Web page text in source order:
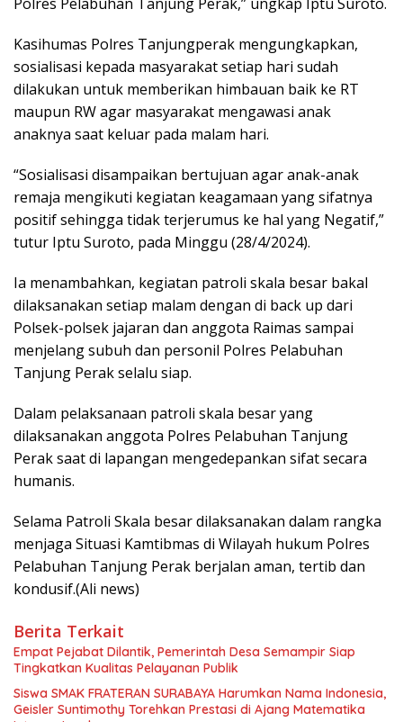
Kasihumas Polres Tanjungperak mengungkapkan,
sosialisasi kepada masyarakat setiap hari sudah
dilakukan untuk memberikan himbauan baik ke RT
maupun RW agar masyarakat mengawasi anak
anaknya saat keluar pada malam hari.
“Sosialisasi disampaikan bertujuan agar anak-anak
remaja mengikuti kegiatan keagamaan yang sifatnya
positif sehingga tidak terjerumus ke hal yang Negatif,”
tutur Iptu Suroto, pada Minggu (28/4/2024).
Ia menambahkan, kegiatan patroli skala besar bakal
dilaksanakan setiap malam dengan di back up dari
Polsek-polsek jajaran dan anggota Raimas sampai
menjelang subuh dan personil Polres Pelabuhan
Tanjung Perak selalu siap.
Dalam pelaksanaan patroli skala besar yang
dilaksanakan anggota Polres Pelabuhan Tanjung
Perak saat di lapangan mengedepankan sifat secara
humanis.
Selama Patroli Skala besar dilaksanakan dalam rangka
menjaga Situasi Kamtibmas di Wilayah hukum Polres
Pelabuhan Tanjung Perak berjalan aman, tertib dan
kondusif.(Ali news)
Berita Terkait
Empat Pejabat Dilantik, Pemerintah Desa Semampir Siap
Tingkatkan Kualitas Pelayanan Publik
Siswa SMAK FRATERAN SURABAYA Harumkan Nama Indonesia,
Geisler Suntimothy Torehkan Prestasi di Ajang Matematika